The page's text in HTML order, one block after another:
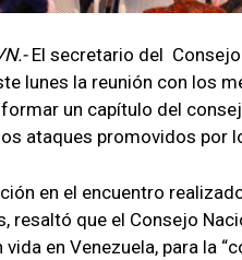
El secretario del
lunes la reunión con los
un capítulo del
ataques promovidos
en el encuentro
resaltó que el Consejo
en Venezuela, para la